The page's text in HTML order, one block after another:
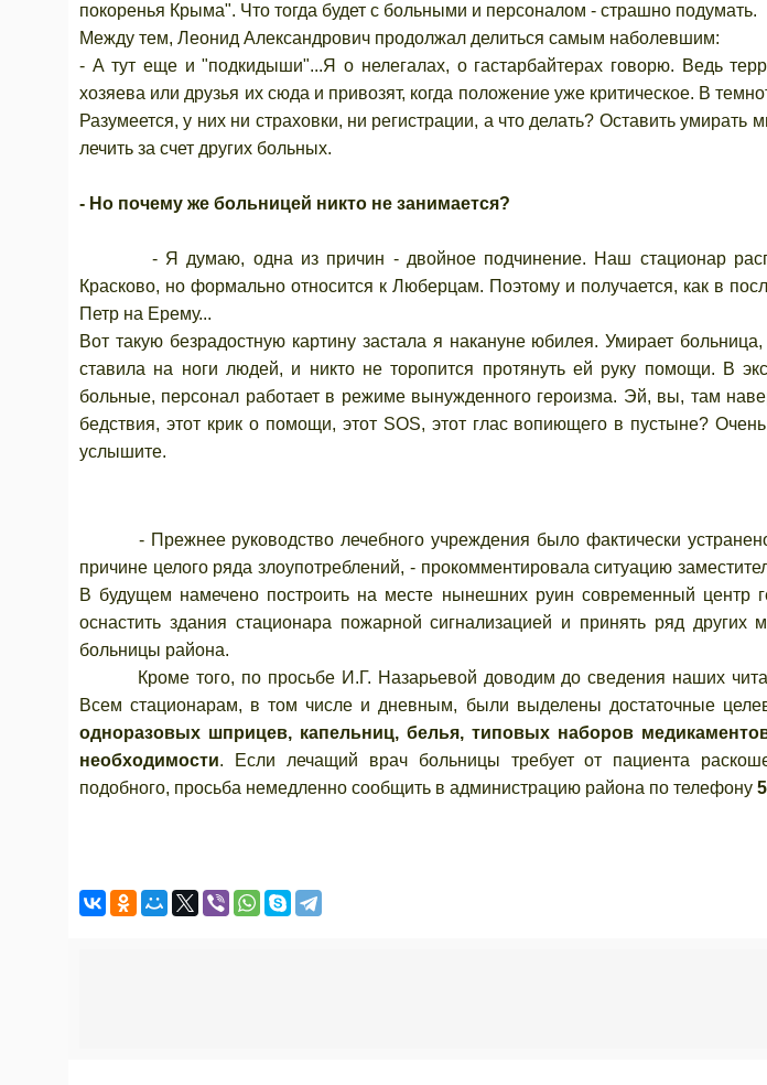
покоренья Крыма". Что тогда будет с больными и персоналом - страшно подумать.
Между тем, Леонид Александрович продолжал делиться самым наболевшим:
- А тут еще и "подкидыши"...Я о нелегалах, о гастарбайтерах говорю. Ведь
хозяева или друзья их сюда и привозят, когда положение уже критическое. В
Разумеется, у них ни страховки, ни регистрации, а что делать? Оставить
лечить за счет других больных.
- Но почему же больницей никто не занимается?
- Я думаю, одна из причин - двойное подчинение. Наш стационар
Красково, но формально относится к Люберцам. Поэтому и получается, как в
Петр на Ерему...
Вот такую безрадостную картину застала я накануне юбилея. Умирает
ставила на ноги людей, и никто не торопится протянуть ей руку помощи. В
больные, персонал работает в режиме вынужденного героизма. Эй, вы, там
бедствия, этот крик о помощи, этот SOS, этот глас вопиющего в пустыне?
услышите.
- Прежнее руководство лечебного учреждения было фактически
причине целого ряда злоупотреблений, - прокомментировала ситуацию
В будущем намечено построить на месте нынешних руин современный центр
оснастить здания стационара пожарной сигнализацией и принять ряд
больницы района.
Кроме того, по просьбе И.Г. Назарьевой доводим до сведения наших
Всем стационарам, в том числе и дневным, были выделены достаточные
одноразовых шприцев, капельниц, белья, типовых наборов
необходимости. Если лечащий врач больницы требует от пациента
подобного, просьба немедленно сообщить в администрацию района по телефону